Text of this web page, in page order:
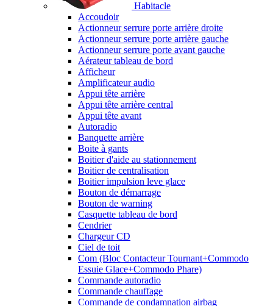
Habitacle
Accoudoir
Actionneur serrure porte arrière droite
Actionneur serrure porte arrière gauche
Actionneur serrure porte avant gauche
Aérateur tableau de bord
Afficheur
Amplificateur audio
Appui tête arrière
Appui tête arrière central
Appui tête avant
Autoradio
Banquette arrière
Boite à gants
Boitier d'aide au stationnement
Boitier de centralisation
Boitier impulsion leve glace
Bouton de démarrage
Bouton de warning
Casquette tableau de bord
Cendrier
Chargeur CD
Ciel de toit
Com (Bloc Contacteur Tournant+Commodo
Essuie Glace+Commodo Phare)
Commande autoradio
Commande chauffage
Commande de condamnation airbag